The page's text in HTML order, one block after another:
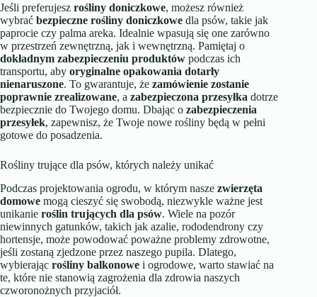
Jeśli preferujesz rośliny doniczkowe, możesz również
wybrać bezpieczne rośliny doniczkowe dla psów, takie jak
paprocie czy palma areka. Idealnie wpasują się one zarówno
w przestrzeń zewnętrzną, jak i wewnętrzną. Pamiętaj o
dokładnym zabezpieczeniu produktów podczas ich
transportu, aby oryginalne opakowania dotarły
nienaruszone. To gwarantuje, że zamówienie zostanie
poprawnie zrealizowane, a zabezpieczona przesyłka dotrze
bezpiecznie do Twojego domu. Dbając o zabezpieczenia
przesyłek, zapewnisz, że Twoje nowe rośliny będą w pełni
gotowe do posadzenia.
Rośliny trujące dla psów, których należy unikać
Podczas projektowania ogrodu, w którym nasze zwierzęta
domowe mogą cieszyć się swobodą, niezwykle ważne jest
unikanie roślin trujących dla psów. Wiele na pozór
niewinnych gatunków, takich jak azalie, rododendrony czy
hortensje, może powodować poważne problemy zdrowotne,
jeśli zostaną zjedzone przez naszego pupila. Dlatego,
wybierając rośliny balkonowe i ogrodowe, warto stawiać na
te, które nie stanowią zagrożenia dla zdrowia naszych
czworonożnych przyjaciół.